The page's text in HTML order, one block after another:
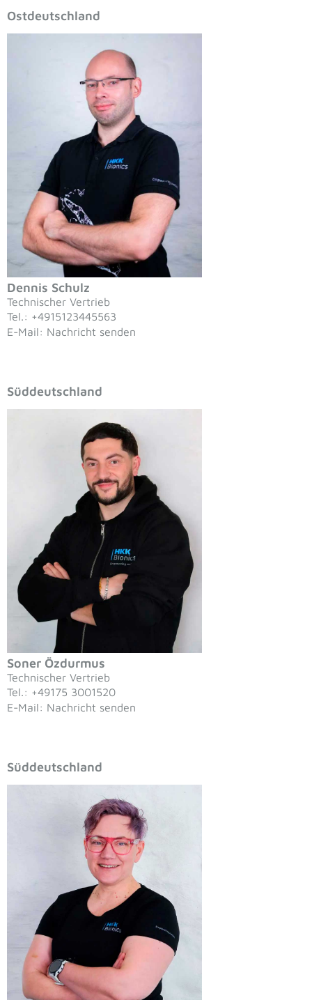
Ostdeutschland
Dennis Schulz
Technischer Vertrieb
Tel.: +4915123445563
E-Mail: Nachricht senden
Süddeutschland
Soner Özdurmus
Technischer Vertrieb
Tel.: +49175 3001520
E-Mail: Nachricht senden
Süddeutschland